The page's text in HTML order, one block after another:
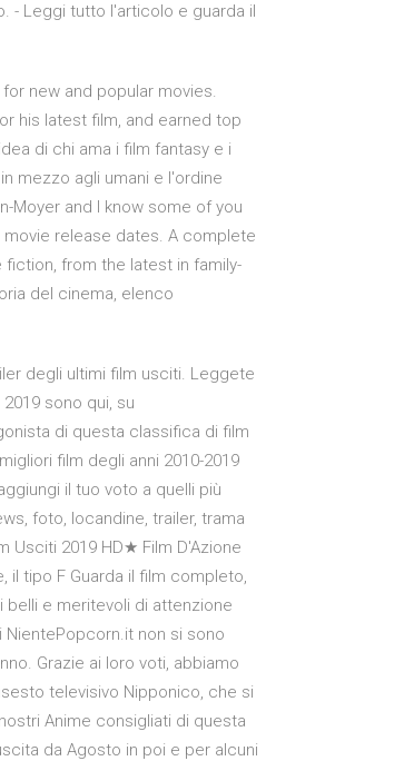
- Leggi tutto l'articolo e guarda il
new and popular movies.
his latest film, and earned top
di chi ama i film fantasy e i
mezzo agli umani e l'ordine
Moyer and I know some of you
movie release dates. A complete
fiction, from the latest in family-
del cinema, elenco
degli ultimi film usciti. Leggete
sono qui, su
di questa classifica di film
film degli anni 2010-2019
il tuo voto a quelli più
foto, locandine, trailer, trama
Usciti 2019 HD★ Film D'Azione
il tipo F Guarda il film completo,
belli e meritevoli di attenzione
non si sono
Grazie ai loro voti, abbiamo
televisivo Nipponico, che si
Anime consigliati di questa
da Agosto in poi e per alcuni